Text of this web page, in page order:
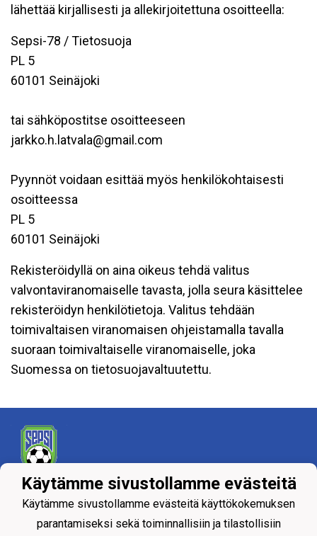
lähettää kirjallisesti ja allekirjoitettuna osoitteella:
Sepsi-78 / Tietosuoja
PL 5
60101 Seinäjoki
tai sähköpostitse osoitteeseen
jarkko.h.latvala@gmail.com
Pyynnöt voidaan esittää myös henkilökohtaisesti
osoitteessa
PL 5
60101 Seinäjoki
Rekisteröidyllä on aina oikeus tehdä valitus
valvontaviranomaiselle tavasta, jolla seura käsittelee
rekisteröidyn henkilötietoja. Valitus tehdään
toimivaltaisen viranomaisen ohjeistamalla tavalla
suoraan toimivaltaiselle viranomaiselle, joka
Suomessa on tietosuojavaltuutettu.
Tietosuojaseloste
Käytämme sivustollamme evästeitä
Käytämme sivustollamme evästeitä käyttökokemuksen
parantamiseksi sekä toiminnallisiin ja tilastollisiin